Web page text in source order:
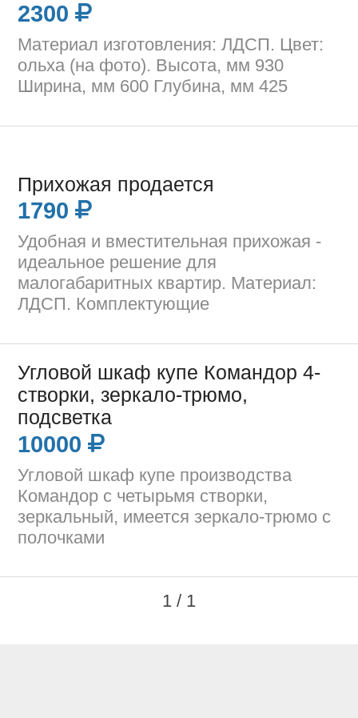
2300
Материал изготовления: ЛДСП. Цвет:
ольха (на фото). Высота, мм 930
Ширина, мм 600 Глубина, мм 425
Прихожая продается
1790
Удобная и вместительная прихожая -
идеальное решение для
малогабаритных квартир. Материал:
ЛДСП. Комплектующие
Угловой шкаф купе Командор 4-
створки, зеркало-трюмо,
подсветка
10000
Угловой шкаф купе производства
Командор с четырьмя створки,
зеркальный, имеется зеркало-трюмо с
полочками
1 / 1